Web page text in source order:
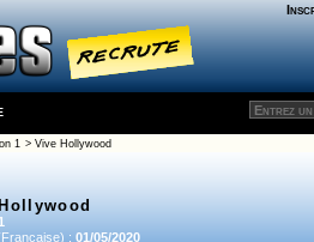
1 > Vive Hollywood
: 01/05/2020